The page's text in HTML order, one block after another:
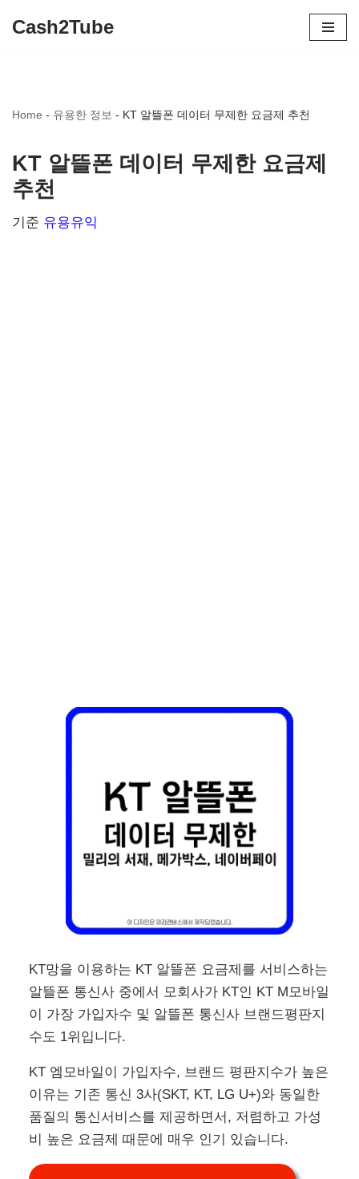
로
너
뛰
기
Cash2Tube
Home - 유용한 정보 - KT 알뜰폰 데이터 무제한 요금제 추천
KT 알뜰폰 데이터 무제한 요금제
추천
기준 유용유익
KT망을 이용하는 KT 알뜰폰 요금제를 서비스하는
알뜰폰 통신사 중에서 모회사가 KT인 KT M모바일
이 가장 가입자수 및 알뜰폰 통신사 브랜드평판지
수도 1위입니다.
KT 엠모바일이 가입자수, 브랜드 평판지수가 높은
이유는 기존 통신 3사(SKT, KT, LG U+)와 동일한
품질의 통신서비스를 제공하면서, 저렴하고 가성
비 높은 요금제 때문에 매우 인기 있습니다.